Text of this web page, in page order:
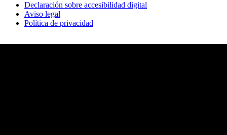
Declaración sobre accesibilidad digital
Aviso legal
Política de privacidad